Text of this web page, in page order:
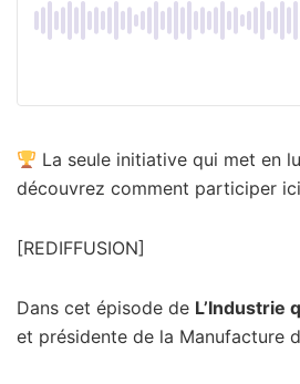
La seule initiative qui met en
découvrez comment participer
[REDIFFUSION]
Dans cet épisode de L’Industrie
et présidente de la Manufacture